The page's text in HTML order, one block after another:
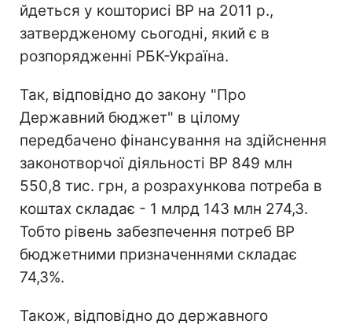
йдеться у кошторисі ВР на 2011 р.,
затвердженому сьогодні, який є в
розпорядженні РБК-Україна.
Так, відповідно до закону "Про
Державний бюджет" в цілому
передбачено фінансування на здійснення
законотворчої діяльності ВР 849 млн
550,8 тис. грн, а розрахункова потреба в
коштах складає - 1 млрд 143 млн 274,3.
Тобто рівень забезпечення потреб ВР
бюджетними призначеннями складає
74,3%.
Також, відповідно до державного